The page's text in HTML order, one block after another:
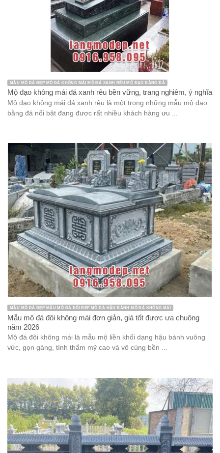
MẪU MỘ ĐÁ ĐẸP MỘ ĐÁ KHÔNG MÁI MỘ ĐÁ XANH RÊU MỘ ĐẠO BẰNG ĐÁ
Mộ đạo không mái đá xanh rêu bền vững, trang nghiêm, ý nghĩa
Mộ đạo không mái đá xanh rêu là một trong những mẫu mộ đạo
bằng đá nổi bật đang được rất nhiều khách hàng ưu ...
MẪU MỘ ĐÁ ĐẸP MẪU MỘ ĐÁ ĐÔI ĐẸP MỘ ĐÁ HẬU BÀNH MỘ ĐÁ KHÔNG MÁI
Mẫu mộ đá đôi không mái đơn giản, giá tốt được ưa chuộng
năm 2026
Mộ đá đôi không mái là mẫu mộ liền khối dạng hậu bành vuông
vức, gọn gàng, tính thẩm mỹ cao và vô cùng bền ...